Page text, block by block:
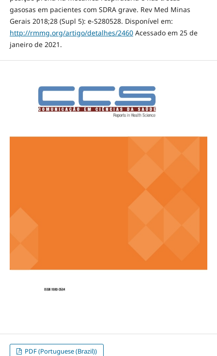
gasosas em pacientes com SDRA grave. Rev Med Minas
Gerais 2018;28 (Supl 5): e-S280528. Disponível em:
http://rmmg.org/artigo/detalhes/2460Acessado em 25 de
janeiro de 2021.
PDF (Portuguese (Brazil))